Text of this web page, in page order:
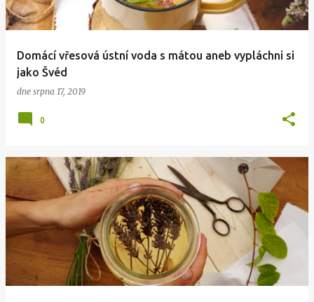
Domácí vřesová ústní voda s mátou aneb vypláchni si
jako Švéd
dne srpna 17, 2019
0